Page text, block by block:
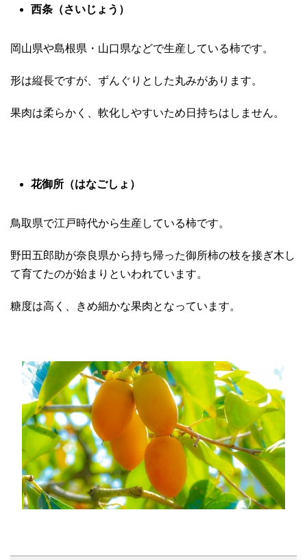
西条（さいじょう）
岡山県や島根県・山口県などで生産している柿です。
形は縦長ですが、ずんぐりとした丸みがあります。
果肉は柔らかく、軟化しやすいため日持ちはしません。
花御所（はなごしょ）
鳥取県で江戸時代から生産している柿です。
野田五郎助が奈良県から持ち帰った御所柿の枝を接ぎ木し
て育てたのが始まりといわれています。
糖度は高く、きめ細かな果肉となっています。